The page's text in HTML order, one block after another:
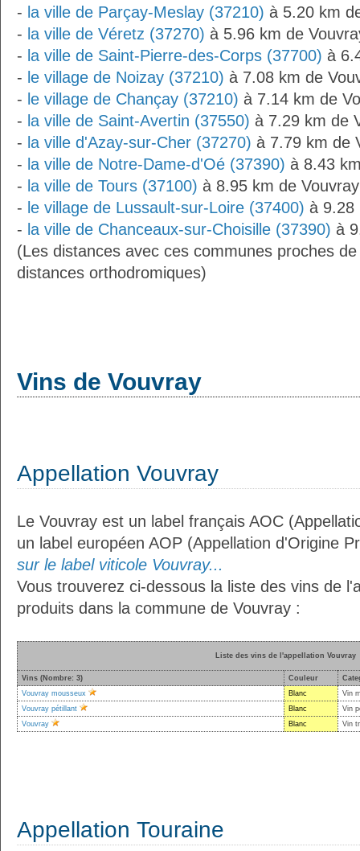
- la ville de Parçay-Meslay (37210) à 5.20 km
- la ville de Véretz (37270) à 5.96 km de
- la ville de Saint-Pierre-des-Corps (37700) à
- le village de Noizay (37210) à 7.08 km de
- le village de Chançay (37210) à 7.14 km de
- la ville de Saint-Avertin (37550) à 7.29 km de
- la ville d'Azay-sur-Cher (37270) à 7.79 km de
- la ville de Notre-Dame-d'Oé (37390) à 8.43
- la ville de Tours (37100) à 8.95 km de Vouvray
- le village de Lussault-sur-Loire (37400) à 9.28
- la ville de Chanceaux-sur-Choisille (37390) à
(Les distances avec ces communes proches
distances orthodromiques)
Vins de Vouvray
Appellation Vouvray
Le Vouvray est un label français AOC
un label européen AOP (Appellation d'Origine
sur le label viticole Vouvray...
Vous trouverez ci-dessous la liste des vins de
produits dans la commune de Vouvray :
Liste des vins de l'appellation Vouvray
Vins (Nombre: 3) Couleur
Vouvray mousseux
Blanc
Vin
Vouvray pétillant
Blanc
Vin
Vouvray
Blanc Vin
Appellation Touraine